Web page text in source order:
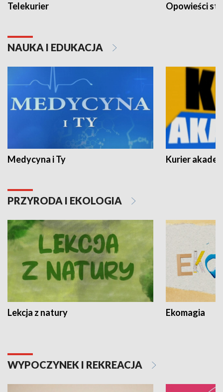
Telekurier Opowieści
NAUKA I EDUKACJA
Medycyna i Ty Kurier
PRZYRODA I EKOLOGIA
Lekcja z natury Ekomagia
WYPOCZYNEK I REKREACJA